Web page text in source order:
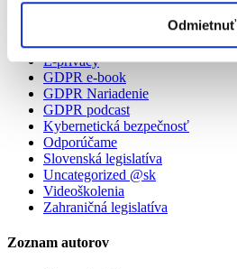
Odmietnuť
Kategórie
Cookies
E-privacy
GDPR e-book
GDPR Nariadenie
GDPR podcast
Kybernetická bezpečnosť
Odporúčame
Slovenská legislatíva
Uncategorized @sk
Videoškolenia
Zahraničná legislatíva
Zoznam autorov